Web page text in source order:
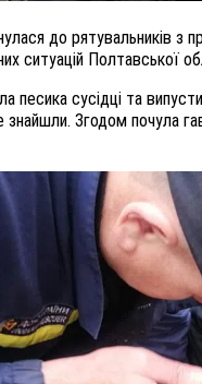
до рятувальників
ситуацій Полтавської
песика сусідці та
Згодом почула